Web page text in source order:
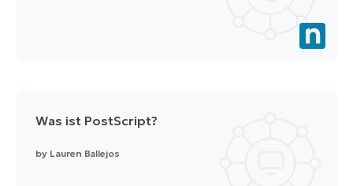
Was ist PostScript?
by Lauren Ballejos